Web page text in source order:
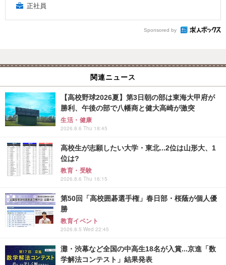
正社員
Sponsored by
関連ニュース
【高校野球2026夏】第3日朝の部は東海大甲府が
勝利、午後の部で八幡商と健大高崎が激突
生活・健康
2026.8.6 Thu 18:45
高校生が志願したい大学・東北...2位は山形大、1
位は?
教育・受験
2026.8.6 Thu 16:15
第50回「高校囲碁選手権」春日部・桜蔭が個人優
勝
教育イベント
2026.8.5 Wed 22:45
灘・渋幕など全国の中高生18名が入賞...京進「数
学解法コンテスト」結果発表